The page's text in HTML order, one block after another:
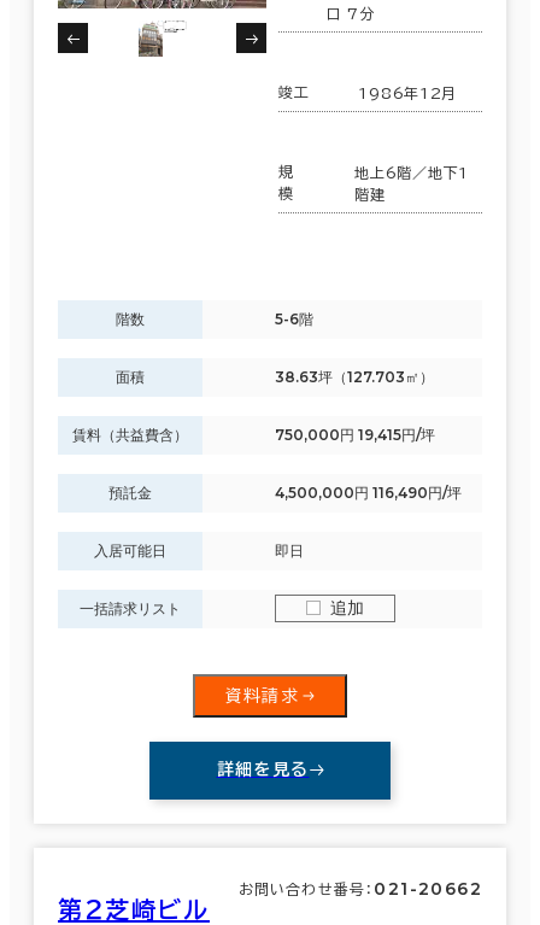
口 7分
竣工 1986年12月
規
模
地上6階／地下1
階建
階数 5-6階
面積 38.63坪（127.703㎡）
賃料（共益費含） 750,000円 19,415円/坪
預託金 4,500,000円 116,490円/坪
入居可能日 即日
一括請求リスト 追加
資料請求
詳細を見る
第２芝崎ビル
お問い合わせ番号： 021-20662